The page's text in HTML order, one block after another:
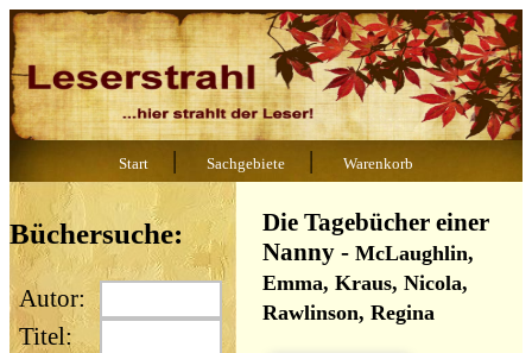
Start | Sachgebiete | Warenkorb
Büchersuche:
Autor:
Titel:
Die Tagebücher einer
Nanny -McLaughlin,
Emma, Kraus, Nicola,
Rawlinson, Regina